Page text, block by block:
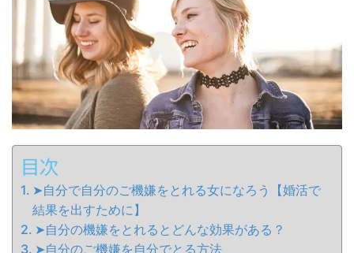
目次
➤自分で自分のご機嫌をとれる女になろう【婚活で
結果を出すために】
➤自分の機嫌をとれるとどんな効果がある？
➤自分のご機嫌を自分でとる方法